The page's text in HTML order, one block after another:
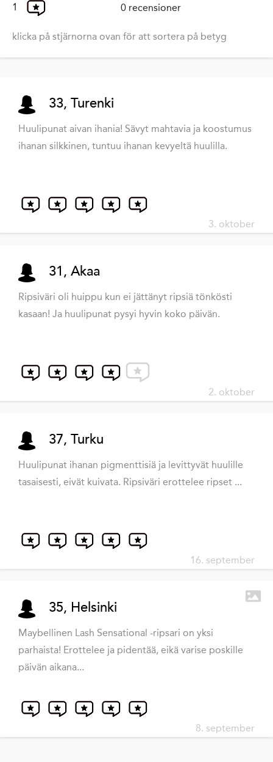
1 0 recensioner
klicka på stjärnorna ovan för att sortera på betyg
33, Turenki
Huulipunat aivan ihania! Sävyt mahtavia ja koostumus
ihanan silkkinen, tuntuu ihanan kevyeltä huulilla.
3. oktober
31, Akaa
Ripsiväri oli huippu kun ei jättänyt ripsiä tönkösti
kasaan! Ja huulipunat pysyi hyvin koko päivän.
2. oktober
37, Turku
Huulipunat ihanan pigmenttisiä ja levittyvät huulille
tasaisesti, eivät kuivata. Ripsiväri erottelee ripset ...
16. september
35, Helsinki
Maybellinen Lash Sensational -ripsari on yksi
parhaista! Erottelee ja pidentää, eikä varise poskille
päivän aikana...
8. september